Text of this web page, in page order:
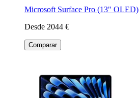
Microsoft Surface Pro (13" OLED)
Desde 2044 €
Comparar